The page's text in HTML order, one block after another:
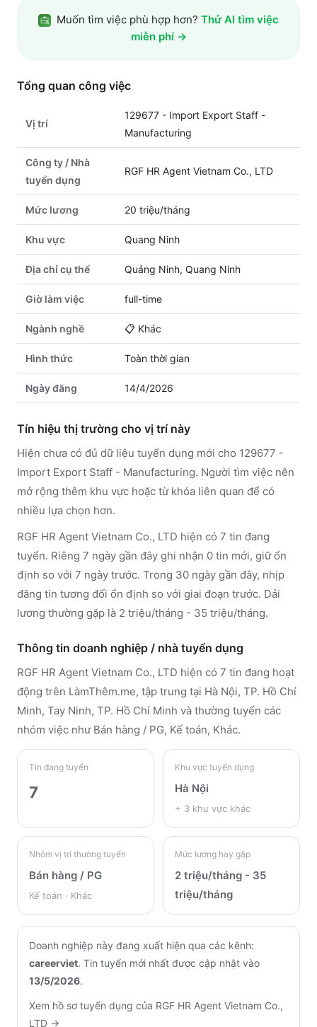
Muốn tìm việc phù hợp hơn? Thử AI tìm việc
miễn phí →
Tổng quan công việc
Vị trí
129677 - Import Export Staff -
Manufacturing
Công ty / Nhà
tuyển dụng
RGF HR Agent Vietnam Co., LTD
Mức lương 20 triệu/tháng
Khu vực Quang Ninh
Địa chỉ cụ thể Quảng Ninh, Quang Ninh
Giờ làm việc full-time
Ngành nghề 📋 Khác
Hình thức Toàn thời gian
Ngày đăng 14/4/2026
Tín hiệu thị trường cho vị trí này
Hiện chưa có đủ dữ liệu tuyển dụng mới cho 129677 -
Import Export Staff - Manufacturing. Người tìm việc nên
mở rộng thêm khu vực hoặc từ khóa liên quan để có
nhiều lựa chọn hơn.
RGF HR Agent Vietnam Co., LTD hiện có 7 tin đang
tuyển. Riêng 7 ngày gần đây ghi nhận 0 tin mới, giữ ổn
định so với 7 ngày trước. Trong 30 ngày gần đây, nhịp
đăng tin tương đối ổn định so với giai đoạn trước. Dải
lương thường gặp là 2 triệu/tháng - 35 triệu/tháng.
Thông tin doanh nghiệp / nhà tuyển dụng
RGF HR Agent Vietnam Co., LTD hiện có 7 tin đang hoạt
động trên LàmThêm.me, tập trung tại Hà Nội, TP. Hồ Chí
Minh, Tay Ninh, TP. Hồ Chí Minh và thường tuyển các
nhóm việc như Bán hàng / PG, Kế toán, Khác.
Tin đang tuyển
7
Khu vực tuyển dụng
Hà Nội
+ 3 khu vực khác
Nhóm vị trí thường tuyển
Bán hàng / PG
Kế toán · Khác
Mức lương hay gặp
2 triệu/tháng - 35
triệu/tháng
Doanh nghiệp này đang xuất hiện qua các kênh:
careerviet. Tin tuyển mới nhất được cập nhật vào
13/5/2026.
Xem hồ sơ tuyển dụng của RGF HR Agent Vietnam Co.,
LTD →